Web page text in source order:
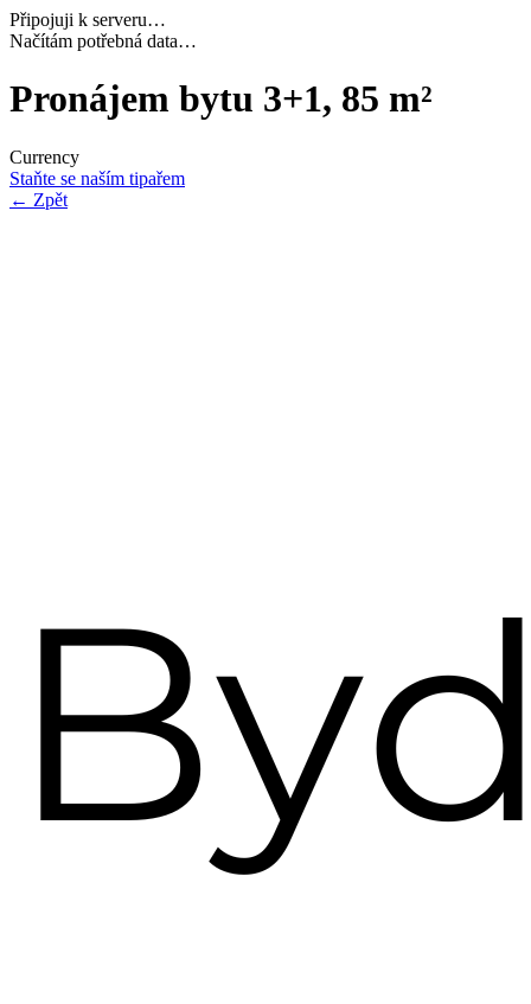
Připojuji k serveru…
Dokončuji inicializaci…
Pronájem bytu 3+1, 85 m²
Currency
Staňte se naším tipařem
← Zpět